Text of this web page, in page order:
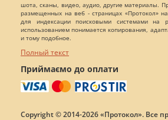
шота, сканы, видео, аудио, другие материалы.
размещенных на веб - страницах «Протокол»
для индексации поисковыми системами на
использованием понимается копирования,
и тому подобное.
Полный текст
Приймаємо до оплати
Copyright © 2014-2026 «Протокол». Все